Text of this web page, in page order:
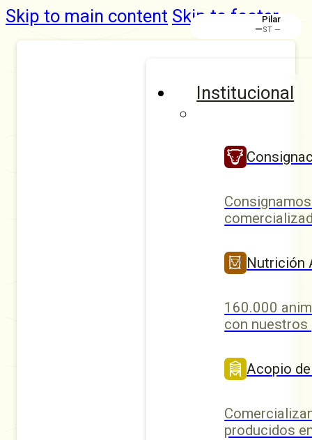
Skip to main content Skip to footer
Institucional
Nutrición
160.000
con
Acopio
producidos
Rafaela